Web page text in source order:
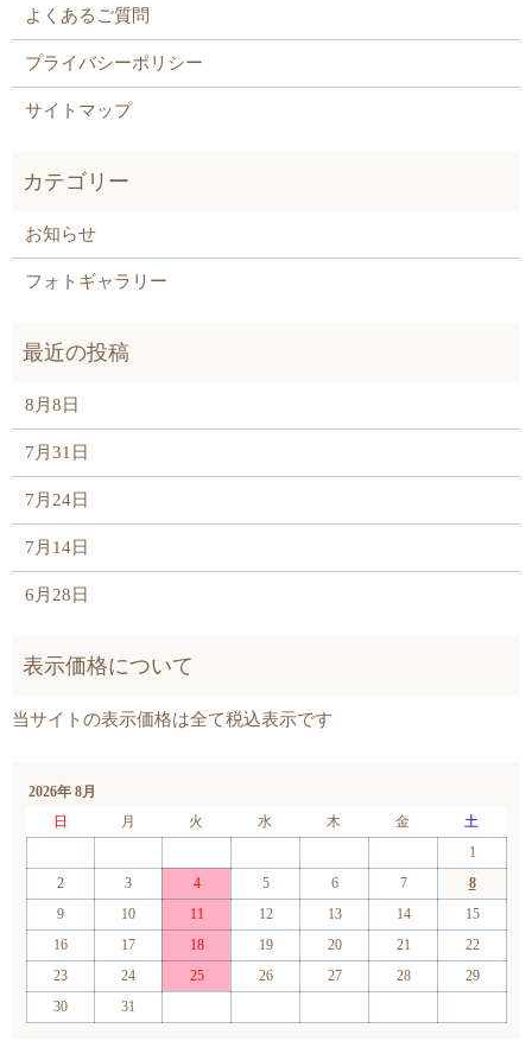
よくあるご質問
プライバシーポリシー
サイトマップ
お知らせ
フォトギャラリー
8月8日
7月31日
7月24日
7月14日
6月28日
2026年 8月
日
月 火 水 木 金
土
1
2
3 4 5 6 7
8
9
10 11 12 13 14
15
16
17 18 19 20 21
22
23
24 25 26 27 28
29
30
31